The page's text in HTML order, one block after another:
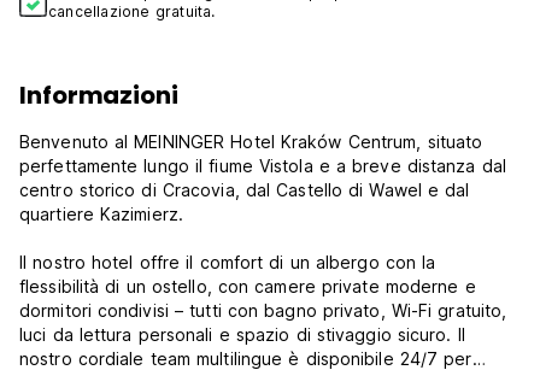
cancellazione gratuita.
Informazioni
Benvenuto al MEININGER Hotel Kraków Centrum, situato
perfettamente lungo il fiume Vistola e a breve distanza dal
centro storico di Cracovia, dal Castello di Wawel e dal
quartiere Kazimierz.
Il nostro hotel offre il comfort di un albergo con la
flessibilità di un ostello, con camere private moderne e
dormitori condivisi – tutti con bagno privato, Wi-Fi gratuito,
luci da lettura personali e spazio di stivaggio sicuro. Il
nostro cordiale team multilingue è disponibile 24/7 per